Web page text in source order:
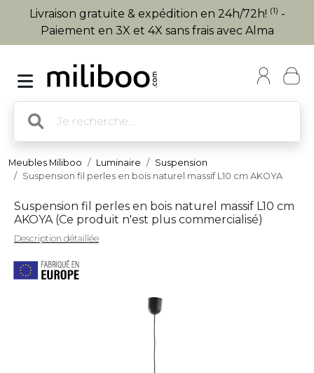
Livraison gratuite & expédition en 24h/72h! (1) -
Paiement en 3X et 4X sans frais avec Alma
Meubles Miliboo Luminaire
Suspension
Suspension fil perles en bois naturel massif L10 cm AKOYA
Suspension fil perles en bois naturel massif L10 cm
AKOYA (Ce produit n'est plus commercialisé)
Description détaillée